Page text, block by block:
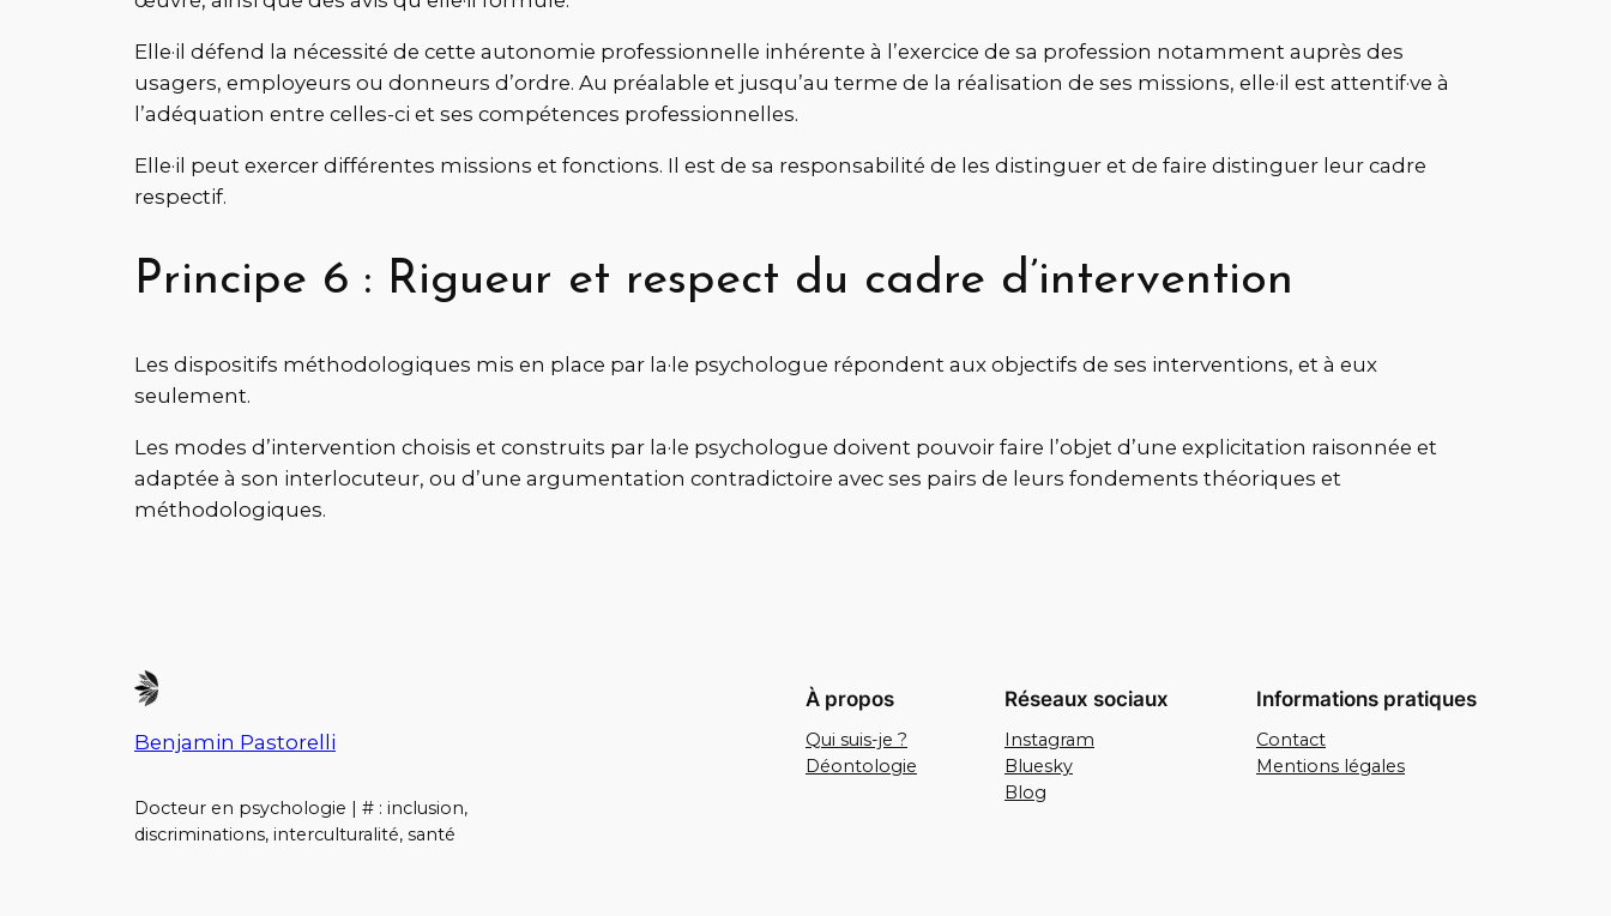
Elle·il défend la nécessité de cette autonomie professionnelle inhérente à l’exercice de sa profession notamment auprès des
usagers, employeurs ou donneurs d’ordre. Au préalable et jusqu’au terme de la réalisation de ses missions, elle·il est attentif·ve à
l’adéquation entre celles-ci et ses compétences professionnelles.
Elle·il peut exercer différentes missions et fonctions. Il est de sa responsabilité de les distinguer et de faire distinguer leur cadre
respectif.
Principe 6 : Rigueur et respect du cadre d’intervention
Les dispositifs méthodologiques mis en place par la·le psychologue répondent aux objectifs de ses interventions, et à eux
seulement.
Les modes d’intervention choisis et construits par la·le psychologue doivent pouvoir faire l’objet d’une explicitation raisonnée et
adaptée à son interlocuteur, ou d’une argumentation contradictoire avec ses pairs de leurs fondements théoriques et
méthodologiques.
Benjamin Pastorelli
Docteur en psychologie | # : inclusion,
discriminations, interculturalité, santé
À propos
Qui suis-je ?
Déontologie
Réseaux sociaux
Instagram
Bluesky
Blog
Informations pratiques
Contact
Mentions légales